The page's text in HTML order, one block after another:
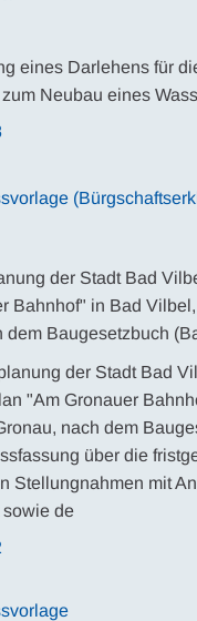
eines Darlehens für
Neubau eines
der Stadt Bad
Bahnhof" in Bad
dem Baugesetzbuch
der Stadt Bad
"Am Gronauer
nach dem
über die
Stellungnahmen mit
de